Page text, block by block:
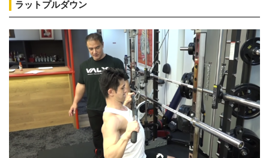
ラットプルダウン